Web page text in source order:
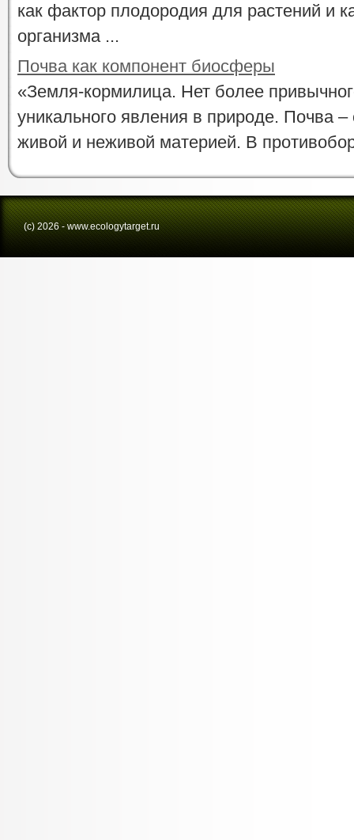
как фактор плодородия для растений и
организма ...
Почва как компонент биосферы
«Земля-кормилица. Нет более
уникального явления в природе. Почва
живой и неживой материей. В
(с) 2026 - www.ecologytarget.ru